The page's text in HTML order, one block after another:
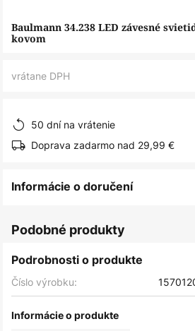
Preskočiť
na
galérie
Baulmann 34.238 LED závesné
kovom
vrátane DPH
50 dní na vrátenie
Doprava zadarmo nad 29,99 €
Informácie o doručení
Podobné produkty
Podrobnosti o produkte
Číslo výrobku:
Informácie o produkte